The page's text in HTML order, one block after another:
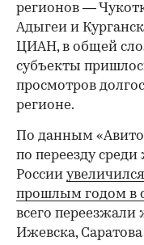
регионов —
Адыгеи и
ЦИАН, в общей
субъекты
просмотров
регионе.
По данным
по переезду
России
прошлым годом в
всего переезжали
Ижевска,